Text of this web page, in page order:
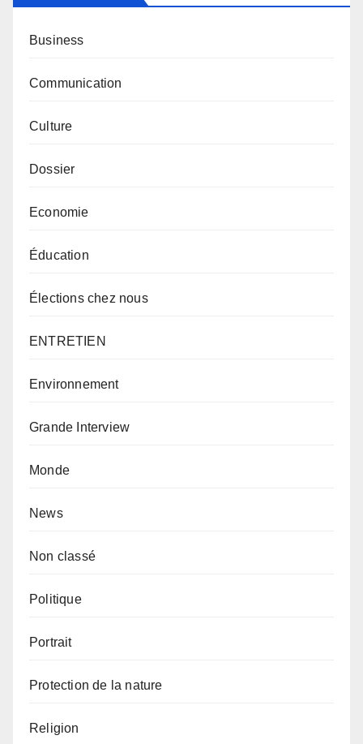
Business
Communication
Culture
Dossier
Economie
Éducation
Élections chez nous
ENTRETIEN
Environnement
Grande Interview
Monde
News
Non classé
Politique
Portrait
Protection de la nature
Religion